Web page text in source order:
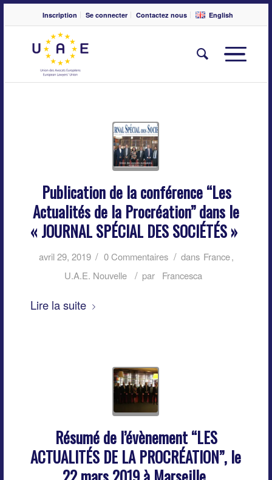
Inscription Se connecter Contactez nous English
Publication de la conférence “Les
Actualités de la Procréation” dans le
« JOURNAL SPÉCIAL DES SOCIÉTÉS »
avril 29, 2019 / 0 Commentaires / dans France,
U.A.E. Nouvelle
/ par Francesca
Lire la suite
Résumé de l’évènement “LES
ACTUALITÉS DE LA PROCRÉATION”, le